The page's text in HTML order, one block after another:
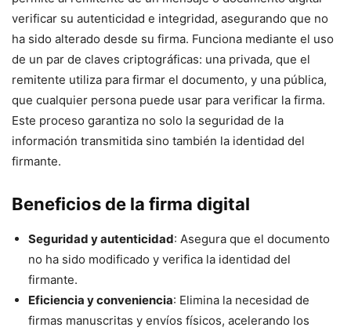
verificar su autenticidad e integridad, asegurando que no
ha sido alterado desde su firma. Funciona mediante el uso
de un par de claves criptográficas: una privada, que el
remitente utiliza para firmar el documento, y una pública,
que cualquier persona puede usar para verificar la firma.
Este proceso garantiza no solo la seguridad de la
información transmitida sino también la identidad del
firmante.
Beneficios de la firma digital
Seguridad y autenticidad: Asegura que el documento
no ha sido modificado y verifica la identidad del
firmante.
Eficiencia y conveniencia: Elimina la necesidad de
firmas manuscritas y envíos físicos, acelerando los